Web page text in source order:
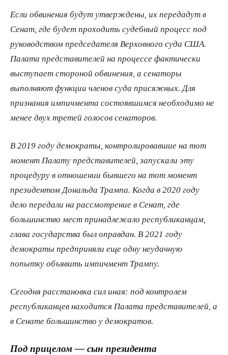
Если обвинения будут утверждены, их передадут в
Сенат, где будет проходить судебный процесс под
руководством председателя Верховного суда США.
Палата представителей на процессе фактически
выступает стороной обвинения, а сенаторы
выполняют функции членов суда присяжных. Для
признания импичмента состоявшимся необходимо не
менее двух третей голосов сенаторов.
В 2019 году демократы, контролировавшие на тот
момент Палату представителей, запускали эту
процедуру в отношении бывшего на тот момент
президентом Дональда Трампа. Когда в 2020 году
дело передали на рассмотрение в Сенат, где
большинство мест принадлежало республиканцам,
глава государства был оправдан. В 2021 году
демократы предприняли еще одну неудачную
попытку объявить импичмент Трампу.
Сегодня расстановка сил иная: под контролем
республиканцев находится Палата представителей, а
в Сенате большинство у демократов.
Под прицелом — сын президента